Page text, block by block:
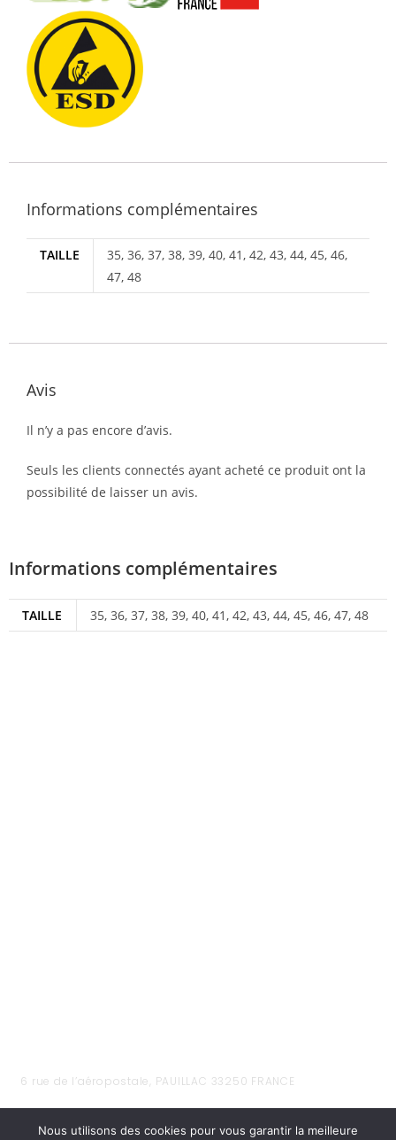
Informations complémentaires
TAILLE
35, 36, 37, 38, 39, 40, 41, 42, 43, 44, 45, 46,
47, 48
Avis
Il n’y a pas encore d’avis.
Seuls les clients connectés ayant acheté ce produit ont la
possibilité de laisser un avis.
Informations complémentaires
TAILLE 35, 36, 37, 38, 39, 40, 41, 42, 43, 44, 45, 46, 47, 48
6 rue de l’aéropostale, PAUILLAC 33250 FRANCE
Nous utilisons des cookies pour vous garantir la meilleure